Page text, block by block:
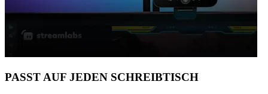
PASST AUF JEDEN SCHREIBTISCH